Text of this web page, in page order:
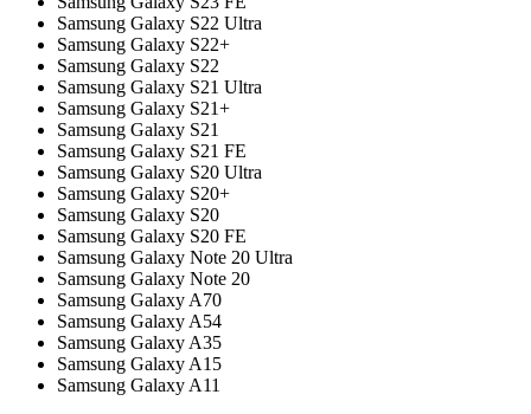
Samsung Galaxy S22 Ultra
Samsung Galaxy S22+
Samsung Galaxy S22
Samsung Galaxy S21 Ultra
Samsung Galaxy S21+
Samsung Galaxy S21
Samsung Galaxy S21 FE
Samsung Galaxy S20 Ultra
Samsung Galaxy S20+
Samsung Galaxy S20
Samsung Galaxy S20 FE
Samsung Galaxy Note 20 Ultra
Samsung Galaxy Note 20
Samsung Galaxy A70
Samsung Galaxy A54
Samsung Galaxy A35
Samsung Galaxy A15
Samsung Galaxy A11